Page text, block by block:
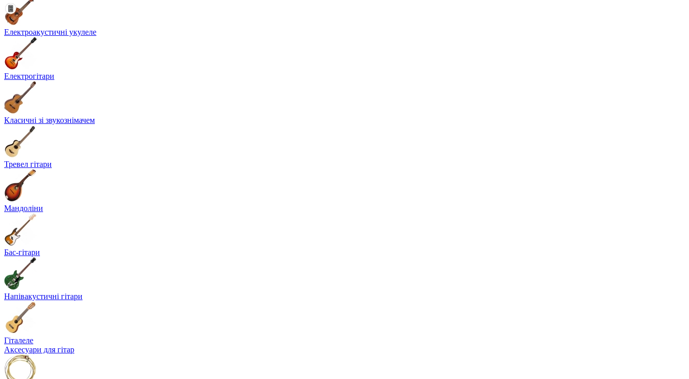
Електроакустичні укулеле
Електрогітари
Класичні зі звукознімачем
Тревел гітари
Мандоліни
Бас-гітари
Напівакустичні гітари
Гіталеле
Аксесуари для гітар